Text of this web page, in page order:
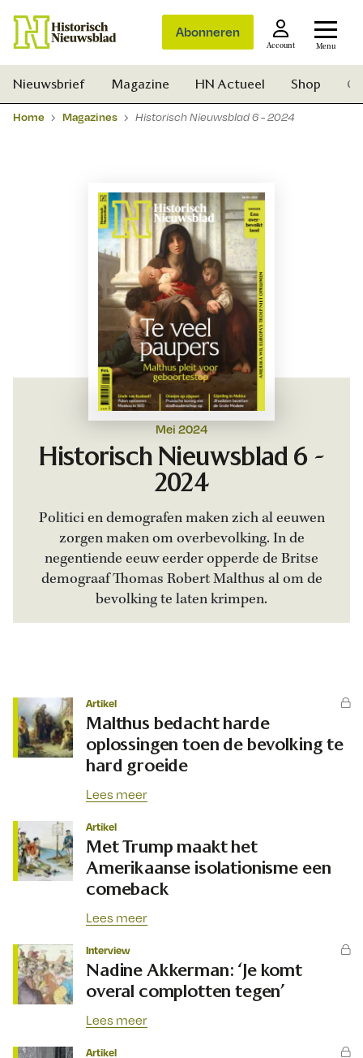
Abonneren
Account Menu
Zoek
Nieuwsbrief Magazine HN Actueel Shop
Home Magazines Historisch Nieuwsblad 6 - 2024
Mei 2024
Historisch Nieuwsblad 6 -
2024
Politici en demografen maken zich al eeuwen
zorgen maken om overbevolking. In de
negentiende eeuw eerder opperde de Britse
demograaf Thomas Robert Malthus al om de
bevolking te laten krimpen.
Artikel
Malthus bedacht harde
oplossingen toen de bevolking te
hard groeide
Lees meer
Artikel
Met Trump maakt het
Amerikaanse isolationisme een
comeback
Lees meer
Interview
Nadine Akkerman: ‘Je komt
overal complotten tegen’
Lees meer
Artikel